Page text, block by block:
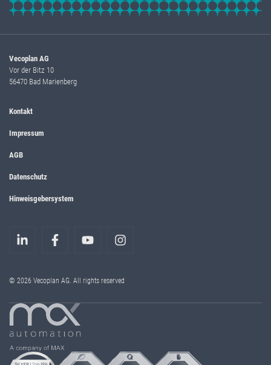
Vecoplan AG
Vor der Bitz 10
56470 Bad Marienberg
Kontakt
Impressum
AGB
Datenschutz
Hinweisgebersystem
© 2026 Vecoplan AG. All rights reserved